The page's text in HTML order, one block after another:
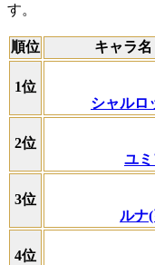
す。
順位 キャラ名
1位
シャルロ
2位
ユ
3位
ルナ
4位